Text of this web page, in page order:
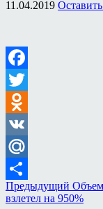
11.04.2019
Facebook
Twitter
Odnoklassniki
VK
Mail.Ru
Отправить
Предыдущий
взлетел на 950%